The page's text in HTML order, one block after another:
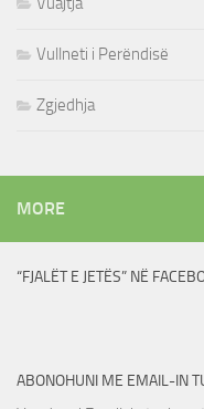
Vullneti i Perëndisë
Zgjedhja
MORE
“FJALËT E JETËS” NË
ABONOHUNI ME EMAIL-IN